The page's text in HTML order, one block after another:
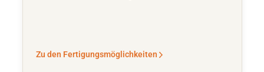
Zu den Fertigungsmöglichkeiten